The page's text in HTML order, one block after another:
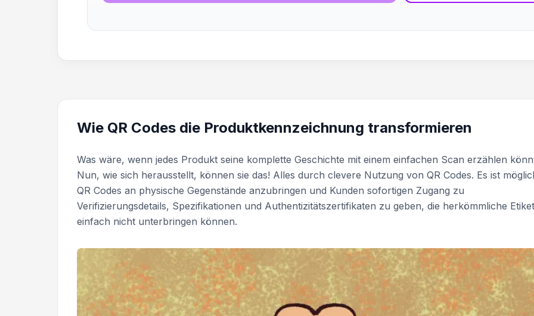
Wie QR Codes die Produktkennzeichnung transformieren
Was wäre, wenn jedes Produkt seine komplette Geschichte mit einem einfachen Scan erzählen
Nun, wie sich herausstellt, können sie das! Alles durch clevere Nutzung von QR Codes. Es ist
QR Codes an physische Gegenstände anzubringen und Kunden sofortigen Zugang zu
Verifizierungsdetails, Spezifikationen und Authentizitätszertifikaten zu geben, die herkömmliche
einfach nicht unterbringen können.